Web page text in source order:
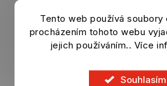
Tento web používá soubory
procházením tohoto webu
jejich používáním.. Více
Souhlasím
Skladem
499 Kč
399 Kč